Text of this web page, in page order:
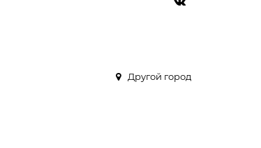
Другой город